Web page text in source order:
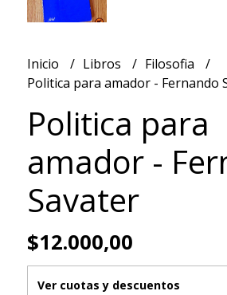
Inicio Libros
Filosofia
Politica para amador - Fernando
Politica para
amador -
Savater
$12.000,00
Ver cuotas y descuentos